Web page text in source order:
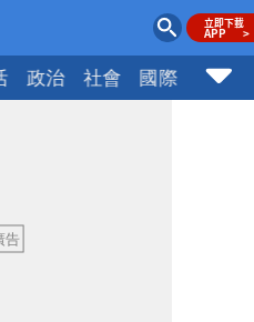
政治 社會 國際 財經
房」遭罰25萬 業者